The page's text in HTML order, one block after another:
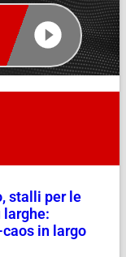
stalli per le
larghe:
in largo